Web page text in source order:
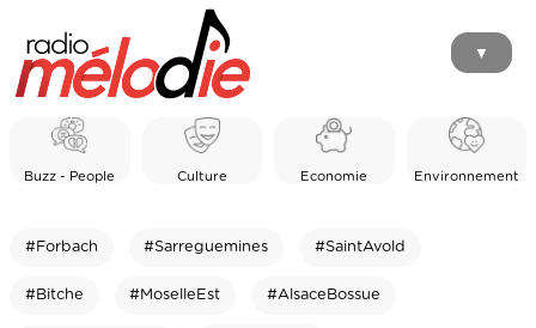
▼
Buzz - People Culture Economie Environnement
#Forbach #Sarreguemines #SaintAvold
#Bitche #MoselleEst #AlsaceBossue